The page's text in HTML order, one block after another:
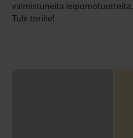
valmistuneita leipomotuotteita.
Tule torille!